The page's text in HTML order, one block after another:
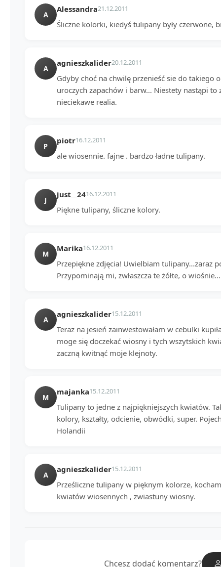
A
Alessandra21.12.2011
Śliczne kolorki, kiedyś tulipany były czerwone,
A
agnieszkalider20.12.2011
Gdyby choć na chwilę przenieść sie do takiego
uroczych zapachów i barw... Niestety nastąpi
nieciekawe realia.
P
piotr16.12.2011
ale wiosennie. fajne . bardzo ładne tulipany.
J
just__2416.12.2011
Piękne tulipany, śliczne kolory.
M
Marika16.12.2011
Przepiękne zdjęcia! Uwielbiam tulipany...zaraz
Przypominają mi, zwłaszcza te żółte, o wiośnie...
A
agnieszkalider15.12.2011
Teraz na jesień zainwestowałam w cebulki
moge się doczekać wiosny i tych wszytskich
zaczną kwitnąć moje klejnoty.
M
majanka15.12.2011
Tulipany to jedne z najpiękniejszych kwiatów.
kolory, kształty, odcienie, obwódki, super.
Holandii
A
agnieszkalider15.12.2011
Prześliczne tulipany w pięknym kolorze,
kwiatów wiosennych , zwiastuny wiosny.
Chcesz dodać komentarz?